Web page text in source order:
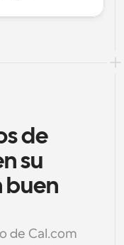
de
su
buen
de Cal.com